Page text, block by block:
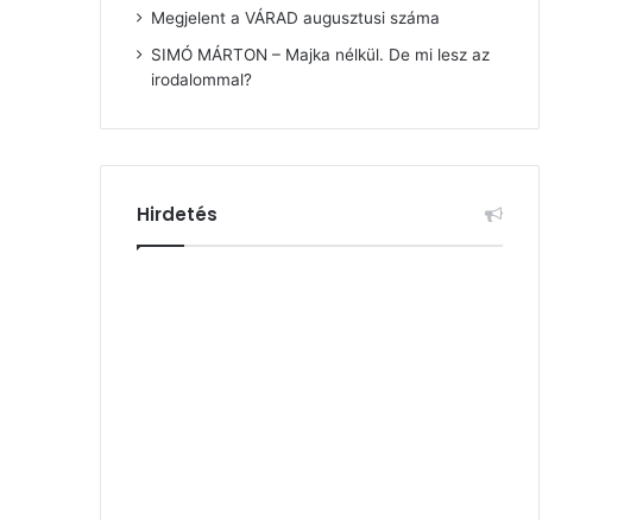
Megjelent a VÁRAD augusztusi száma
SIMÓ MÁRTON – Majka nélkül. De mi lesz az
irodalommal?
Hirdetés